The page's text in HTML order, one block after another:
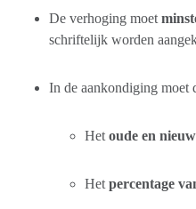
De verhoging moet
schriftelijk worden
In de aankondiging moet
Het oude en
Het percentage